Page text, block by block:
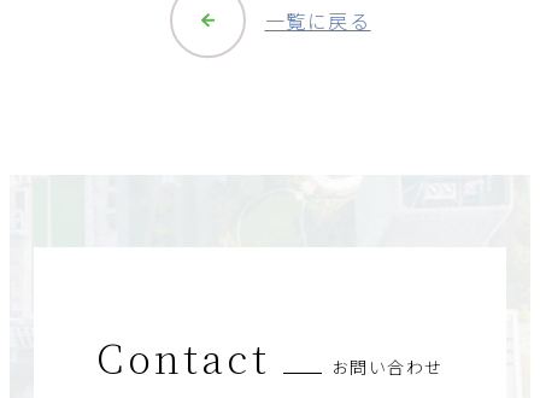
一覧に戻る
Contact お問い合わせ